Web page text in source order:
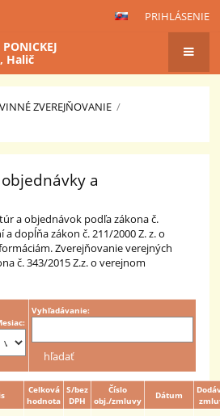
PRIHLÁSENIE
Halič
ZVEREJŇOVANIE /
a
a objednávok podľa zákona č.
dopĺňa zákon č. 211/2000 Z. z. o
Zverejňovanie verejných
č. 343/2015 Z.z. o verejnom
Vyhľadávanie:
Celková
hodnota
S/bez
DPH
Číslo
obj./zmluvy
Dátum